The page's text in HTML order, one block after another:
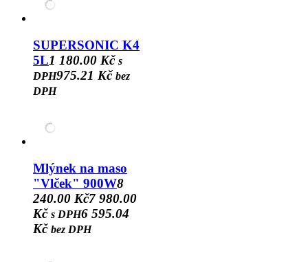
SUPERSONIC K4
5L1 180.00 Kč s
DPH975.21 Kč bez
DPH
Mlýnek na maso
"Vlček" 900W8
240.00 Kč7 980.00
Kč s DPH6 595.04
Kč bez DPH